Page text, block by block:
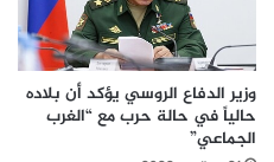
وزير الدفاع الروسي يؤكد أن بلاده
حالياً في حالة حرب مع “الغرب
الجماعي”